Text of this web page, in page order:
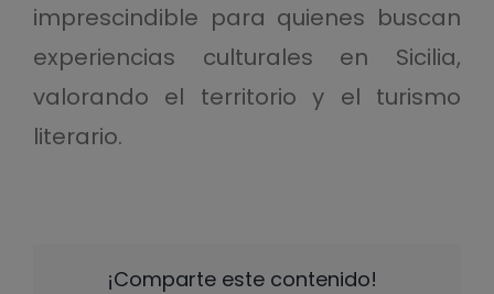
imprescindible para quienes buscan
experiencias culturales en Sicilia,
valorando el territorio y el turismo
literario.
¡Comparte este contenido!